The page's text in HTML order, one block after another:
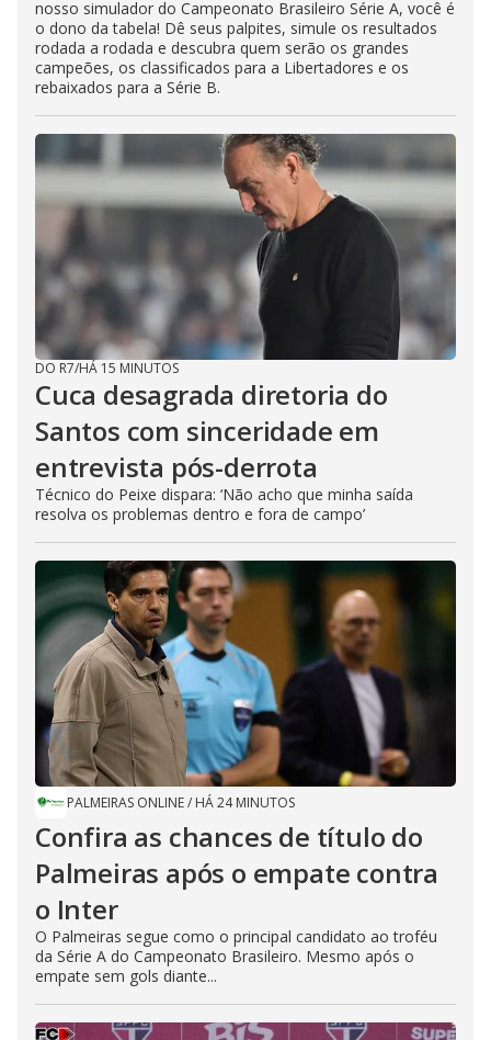
nosso simulador do Campeonato Brasileiro Série A, você é
o dono da tabela! Dê seus palpites, simule os resultados
rodada a rodada e descubra quem serão os grandes
campeões, os classificados para a Libertadores e os
rebaixados para a Série B.
DO R7/HÁ 15 MINUTOS
Cuca desagrada diretoria do
Santos com sinceridade em
entrevista pós-derrota
Técnico do Peixe dispara: ‘Não acho que minha saída
resolva os problemas dentro e fora de campo’
PALMEIRAS ONLINE/ HÁ 24 MINUTOS
Confira as chances de título do
Palmeiras após o empate contra
o Inter
O Palmeiras segue como o principal candidato ao troféu
da Série A do Campeonato Brasileiro. Mesmo após o
empate sem gols diante...